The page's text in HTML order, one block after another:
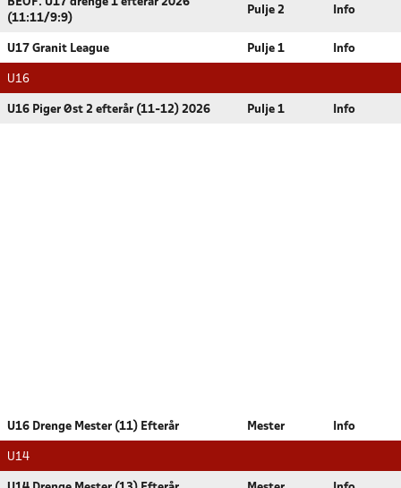
(11:11/9:9)
Pulje 2 Info
U17 Granit League Pulje 1 Info
U16
U16 Piger Øst 2 efterår (11-12) 2026 Pulje 1 Info
U16 Drenge Mester (11) Efterår Mester Info
U14